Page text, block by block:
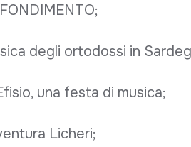
degli ortodossi in
una festa di musica;
Licheri;